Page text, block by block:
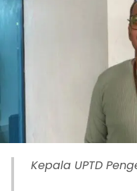
Kepala UPTD